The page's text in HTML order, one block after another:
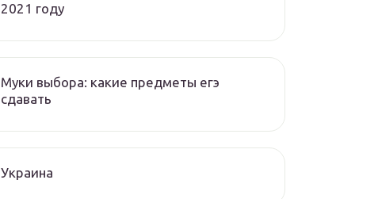
2021 году
Муки выбора: какие предметы егэ
сдавать
Украина